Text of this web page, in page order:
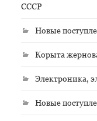
СССР
Новые
Корыта
Электроника,
Новые